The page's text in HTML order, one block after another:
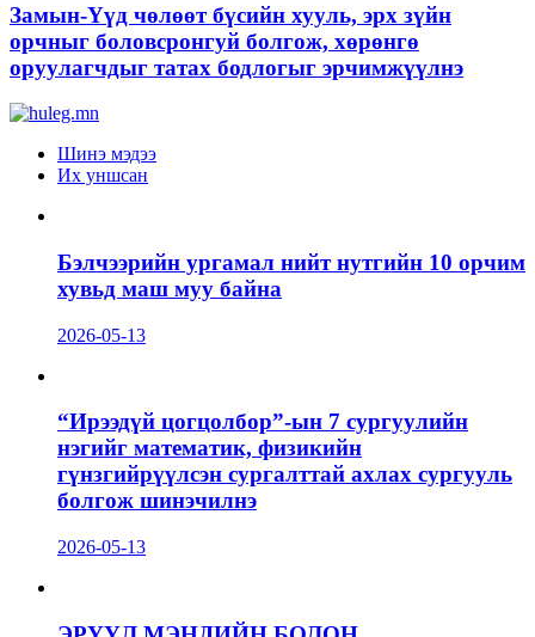
Замын-Үүд чөлөөт бүсийн хууль, эрх зүйн
орчныг боловсронгуй болгож, хөрөнгө
оруулагчдыг татах бодлогыг эрчимжүүлнэ
Шинэ мэдээ
Их уншсан
Бэлчээрийн ургамал нийт нутгийн 10 орчим
хувьд маш муу байна
2026-05-13
“Ирээдүй цогцолбор”-ын 7 сургуулийн
нэгийг математик, физикийн
гүнзгийрүүлсэн сургалттай ахлах сургууль
болгож шинэчилнэ
2026-05-13